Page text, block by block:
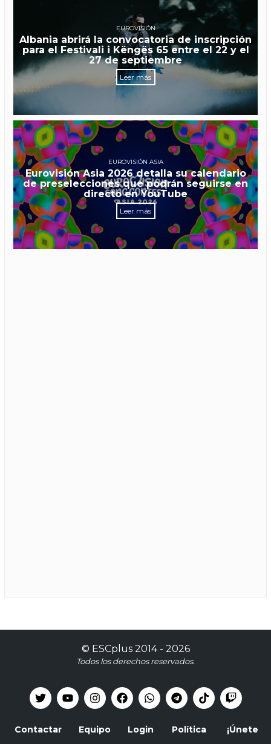
EUROVISIÓN
Albania abrirá la convocatoria de inscripción
para el Festivali i Këngës 65 entre el 22 y el
27 de septiembre
Leer más
EUROVISIÓN ASIA
Eurovisión Asia 2026 detalla su calendario
de preselecciones que podrán seguirse en
directo en YouTube
Leer más
© ESCplus2014 - 2026
Todos los derechos reservados.
Contactar Equipo Login Política ¡Únete